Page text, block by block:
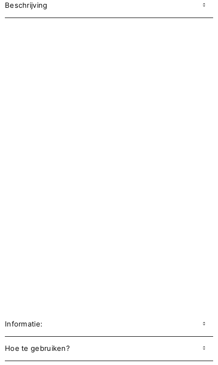
Beschrijving
Informatie:
Hoe te gebruiken?